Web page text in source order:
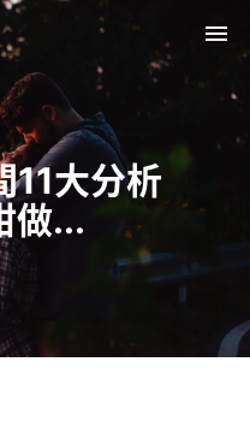
11大分析
做...